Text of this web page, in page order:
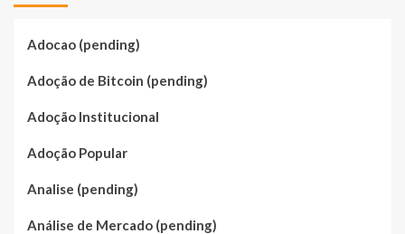
Adocao (pending)
Adoção de Bitcoin (pending)
Adoção Institucional
Adoção Popular
Analise (pending)
Análise de Mercado (pending)